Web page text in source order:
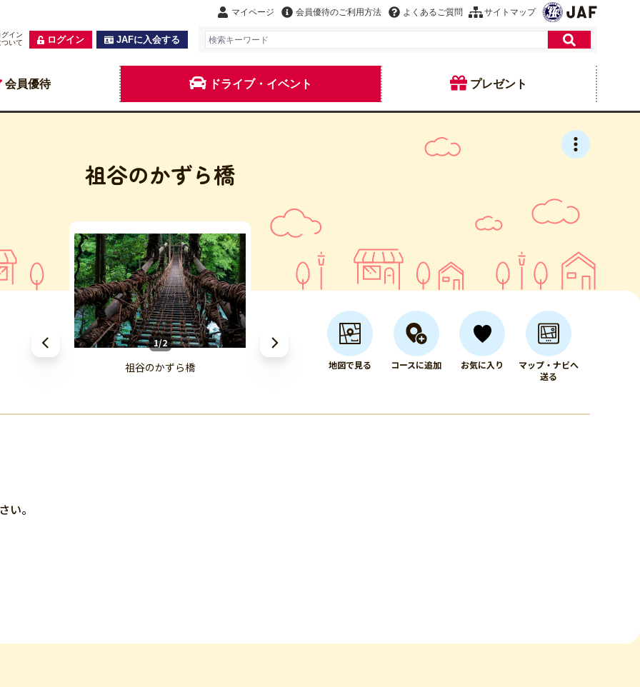
マイページ 会員優待のご利用方法 よくあるご質問 サイトマップ
グイン
ついて
ログイン JAFに入会する
会員優待 ドライブ・イベント プレゼント
祖谷のかずら橋
1/2
祖谷のかずら橋 地図で見る コースに追加 お気に入り
マップ・ナビへ
送る
い。